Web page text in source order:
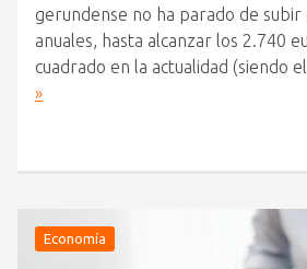
gerundense no ha parado de
anuales, hasta alcanzar los 2.740
cuadrado en la actualidad (siendo
»
Economía